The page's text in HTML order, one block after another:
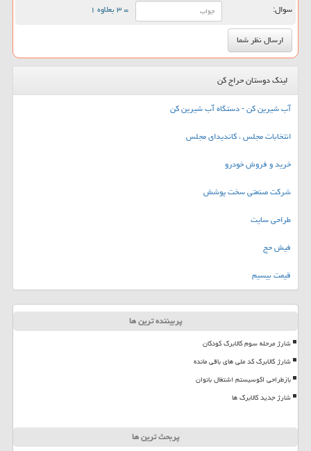
سوال: = ۳ بعلاوه ۱
لینک دوستان حراج کن
آب شیرین کن - دستگاه آب شیرین کن
انتخابات مجلس ، کاندیدای مجلس
خرید و فروش خودرو
شرکت صنعتی سخت پوشش
طراحی سایت
فیش حج
قیمت بیسیم
پربیننده ترین ها
شارژ مرحله سوم کالابرگ کودکان
شارژ کالابرگ کد ملی های باقی مانده
بازطراحی اکوسیستم اشتغال بانوان
شارژ جدید کالابرگ ها
پربحث ترین ها